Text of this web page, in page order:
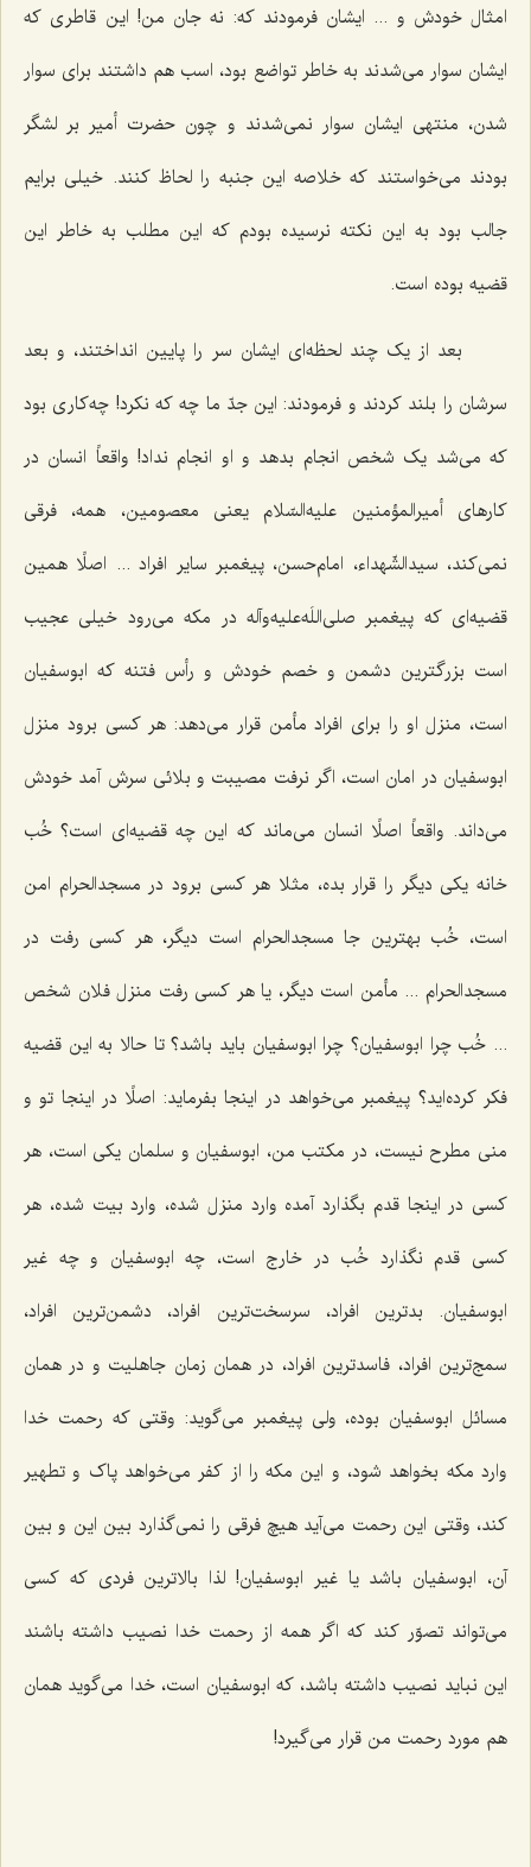
امثال خودش و ... ایشان فرمودند که: نه جان من! این قاطرى که
ایشان سوار مى‌شدند به خاطر تواضع بود، اسب هم داشتند برای سوار
شدن، منتهی ایشان سوار نمی‌شدند و چون حضرت أمیر بر لشگر
بودند می‌خواستند که خلاصه این جنبه را لحاظ کنند. خیلی برایم
جالب بود به این نکته نرسیده بودم که این مطلب به خاطر این
قضیه بوده است.
بعد از یک چند لحظه‌ای ایشان سر را پایین انداختند، و بعد
سرشان را بلند کردند و فرمودند: این جدّ ما چه که نکرد! چه‌کارى بود
که مى‌شد یک شخص انجام بدهد و او انجام نداد! واقعاً انسان در
کارهای أمیرالمؤمنین علیه‌السّلام یعنی معصومین، همه، فرقی
نمی‌کند، سیدالشّهداء، امام‌حسن، پیغمبر سایر افراد ... اصلًا همین
قضیه‌ای که پیغمبر صلی‌اللَه‌علیه‌وآله در مکه می‌رود خیلی عجیب
است بزرگترین دشمن و خصم خودش و رأس فتنه که ابوسفیان
است، منزل او را برای افراد مأمن قرار می‌دهد: هر کسی برود منزل
ابوسفیان در امان است، اگر نرفت مصیبت و بلائی سرش آمد خودش
می‌داند. واقعاً اصلًا انسان می‌ماند که این چه قضیه‌ای است؟ خُب
خانه یکی دیگر را قرار بده، مثلا هر کسی برود در مسجدالحرام امن
است، خُب بهترین جا مسجدالحرام است دیگر، هر کسی رفت در
مسجدالحرام ... مأمن است دیگر، یا هر کسی رفت منزل فلان شخص
... خُب چرا ابوسفیان؟ چرا ابوسفیان باید باشد؟ تا حالا به این قضیه
فکر کرده‌اید؟ پیغمبر می‌خواهد در اینجا بفرماید: اصلًا در اینجا تو و
منی مطرح نیست، در مکتب من، ابوسفیان و سلمان یکی است، هر
کسی در اینجا قدم بگذارد آمده وارد منزل شده، وارد بیت شده، هر
کسی قدم نگذارد خُب در خارج است، چه ابوسفیان و چه غیر
ابوسفیان. بدترین افراد، سرسخت‌ترین افراد، دشمن‌ترین افراد،
سمج‌ترین افراد، فاسدترین افراد، در همان زمان جاهلیت و در همان
مسائل ابوسفیان بوده، ولی پیغمبر می‌گوید: وقتی که رحمت خدا
وارد مکه بخواهد شود، و این مکه را از کفر می‌خواهد پاک و تطهیر
کند، وقتی این رحمت می‌آید هیچ فرقی را نمی‌گذارد بین این و بین
آن، ابوسفیان باشد یا غیر ابوسفیان! لذا بالاترین فردی که کسی
می‌تواند تصوّر کند که اگر همه از رحمت خدا نصیب داشته باشند
این نباید نصیب داشته باشد، که ابوسفیان است، خدا می‌گوید همان
هم مورد رحمت من قرار می‌گیرد!